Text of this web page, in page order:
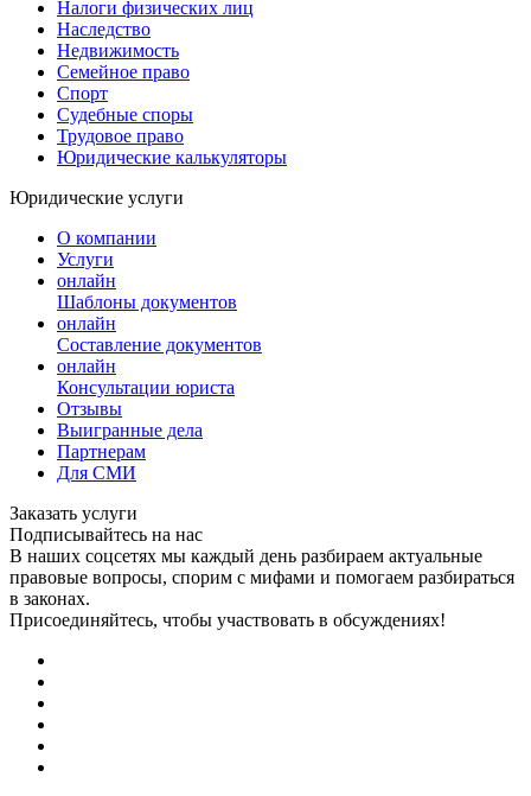
Налоги физических лиц
Наследство
Недвижимость
Семейное право
Спорт
Судебные споры
Трудовое право
Юридические калькуляторы
Юридические услуги
О компании
Услуги
онлайн
Шаблоны документов
онлайн
Составление документов
онлайн
Консультации юриста
Отзывы
Выигранные дела
Партнерам
Для СМИ
Заказать услуги
Подписывайтесь на нас
В наших соцсетях мы каждый день разбираем актуальные
правовые вопросы, спорим с мифами и помогаем разбираться
в законах.
Присоединяйтесь, чтобы участвовать в обсуждениях!